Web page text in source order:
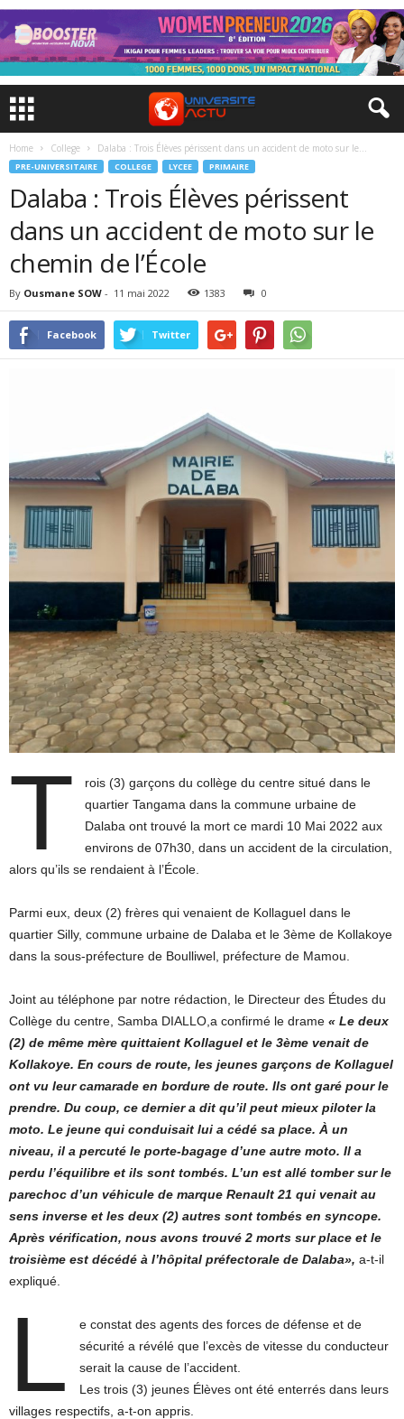
Home College Dalaba : Trois Élèves périssent dans un accident de moto sur le...
PRE-UNIVERSITAIRE COLLEGE LYCEE PRIMAIRE
Dalaba : Trois Élèves périssent
dans un accident de moto sur le
chemin de l’École
By Ousmane SOW - 11 mai 2022 1383 0
Facebook Twitter
T
rois (3) garçons du collège du centre situé dans le
quartier Tangama dans la commune urbaine de
Dalaba ont trouvé la mort ce mardi 10 Mai 2022 aux
environs de 07h30, dans un accident de la circulation,
alors qu’ils se rendaient à l’École.
Parmi eux, deux (2) frères qui venaient de Kollaguel dans le
quartier Silly, commune urbaine de Dalaba et le 3ème de Kollakoye
dans la sous-préfecture de Boulliwel, préfecture de Mamou.
Joint au téléphone par notre rédaction, le Directeur des Études du
Collège du centre, Samba DIALLO,a confirmé le drame « Le deux
(2) de même mère quittaient Kollaguel et le 3ème venait de
Kollakoye. En cours de route, les jeunes garçons de Kollaguel
ont vu leur camarade en bordure de route. Ils ont garé pour le
prendre. Du coup, ce dernier a dit qu’il peut mieux piloter la
moto. Le jeune qui conduisait lui a cédé sa place. À un
niveau, il a percuté le porte-bagage d’une autre moto. Il a
perdu l’équilibre et ils sont tombés. L’un est allé tomber sur le
parechoc d’un véhicule de marque Renault 21 qui venait au
sens inverse et les deux (2) autres sont tombés en syncope.
Après vérification, nous avons trouvé 2 morts sur place et le
troisième est décédé à l’hôpital préfectorale de Dalaba», a-t-il
expliqué.
L
e constat des agents des forces de défense et de
sécurité a révélé que l’excès de vitesse du conducteur
serait la cause de l’accident.
Les trois (3) jeunes Élèves ont été enterrés dans leurs
villages respectifs, a-t-on appris.